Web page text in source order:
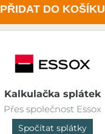
PŘIDAT DO KOŠÍKU
Kalkulačka splátek
Přes společnost Essox
Spočítat splátky